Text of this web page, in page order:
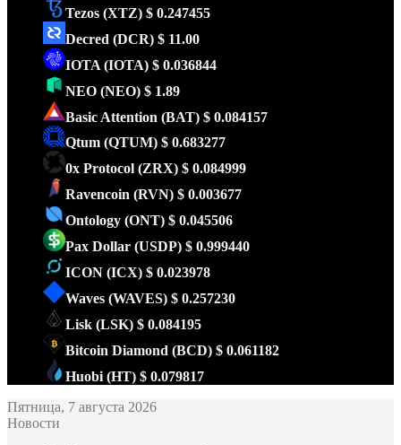
Tezos (XTZ) $ 0.247455
Decred (DCR) $ 11.00
IOTA (IOTA) $ 0.036844
NEO (NEO) $ 1.89
Basic Attention (BAT) $ 0.084157
Qtum (QTUM) $ 0.683277
0x Protocol (ZRX) $ 0.084999
Ravencoin (RVN) $ 0.003677
Ontology (ONT) $ 0.045506
Pax Dollar (USDP) $ 0.999440
ICON (ICX) $ 0.023978
Waves (WAVES) $ 0.257230
Lisk (LSK) $ 0.084195
Bitcoin Diamond (BCD) $ 0.061182
Huobi (HT) $ 0.079817
Пятница, 7 августа 2026
Новости